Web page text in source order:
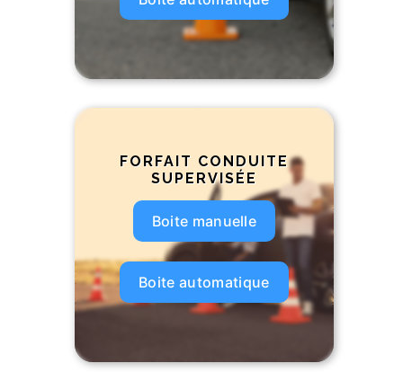
FORFAIT CONDUITE
SUPERVISÉE
Boite manuelle
Boite automatique